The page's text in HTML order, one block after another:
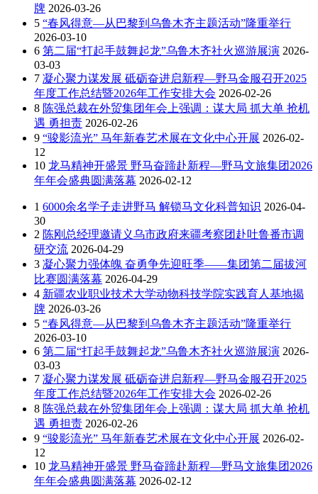
牌 2026-03-26
5 “春风得意—从巴黎到乌鲁木齐主题活动”隆重举行
2026-03-10
6 第二届“打起手鼓舞起龙”乌鲁木齐社火巡游展演 2026-
03-03
7 凝心聚力谋发展 砥砺奋进启新程—野马金服召开2025
年度工作总结暨2026年工作安排大会 2026-02-26
8 陈强总裁在外贸集团年会上强调：谋大局 抓大单 抢机
遇 勇担责 2026-02-26
9 “骏影流光” 马年新春艺术展在文化中心开展 2026-02-
12
10 龙马精神开盛景 野马奋蹄赴新程—野马文旅集团2026
年年会盛典圆满落幕 2026-02-12
1 6000余名学子走进野马 解锁马文化科普知识 2026-04-
30
2 陈刚总经理邀请义乌市政府来疆考察团赴吐鲁番市调
研交流 2026-04-29
3 凝心聚力强体魄 奋勇争先迎旺季——集团第二届拔河
比赛圆满落幕 2026-04-29
4 新疆农业职业技术大学动物科技学院实践育人基地揭
牌 2026-03-26
5 “春风得意—从巴黎到乌鲁木齐主题活动”隆重举行
2026-03-10
6 第二届“打起手鼓舞起龙”乌鲁木齐社火巡游展演 2026-
03-03
7 凝心聚力谋发展 砥砺奋进启新程—野马金服召开2025
年度工作总结暨2026年工作安排大会 2026-02-26
8 陈强总裁在外贸集团年会上强调：谋大局 抓大单 抢机
遇 勇担责 2026-02-26
9 “骏影流光” 马年新春艺术展在文化中心开展 2026-02-
12
10 龙马精神开盛景 野马奋蹄赴新程—野马文旅集团2026
年年会盛典圆满落幕 2026-02-12